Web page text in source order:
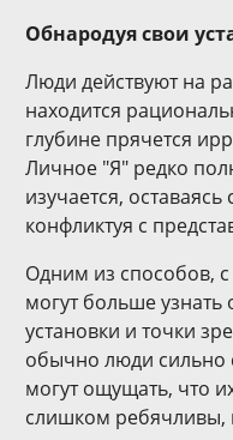
Обнародуя свои
Люди действуют на
находится
глубине прячется
Личное "Я" редко
изучается,
конфликтуя с
Одним из способов,
могут больше узнать
установки и точки
обычно люди сильно
могут ощущать, что
слишком ребячливы,